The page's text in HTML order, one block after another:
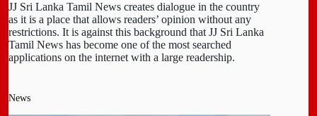
JJ Sri Lanka Tamil News creates dialogue in the country
as it is a place that allows readers’ opinion without any
restrictions. It is against this background that JJ Sri Lanka
Tamil News has become one of the most searched
applications on the internet with a large readership.
News